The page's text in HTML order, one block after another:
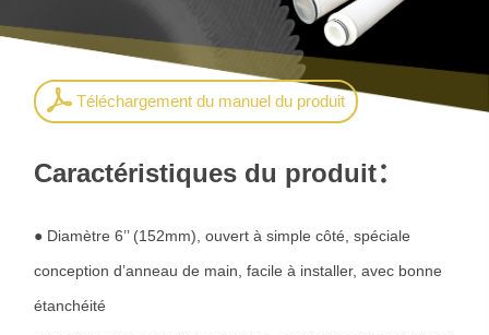
Téléchargement du manuel du produit
Caractéristiques du produit：
● Diamètre 6’’ (152mm), ouvert à simple côté, spéciale
conception d’anneau de main, facile à installer, avec bonne
étanchéité